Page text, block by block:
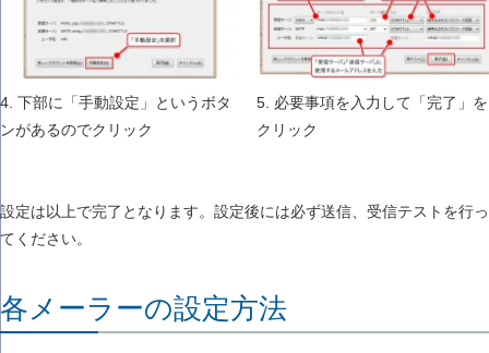
4. 下部に「手動設定」というボタ
ンがあるのでクリック
5. 必要事項を入力して「完了」を
クリック
設定は以上で完了となります。設定後には必ず送信、受信テストを行っ
てください。
各メーラーの設定方法